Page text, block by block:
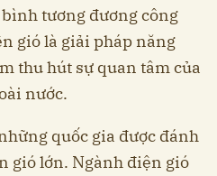
tương đương công
gió là giải pháp năng
thu hút sự quan tâm của
nước.
quốc gia được đánh
gió lớn. Ngành điện gió